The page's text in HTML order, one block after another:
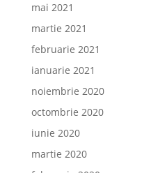
mai 2021
martie 2021
februarie 2021
ianuarie 2021
noiembrie 2020
octombrie 2020
iunie 2020
martie 2020